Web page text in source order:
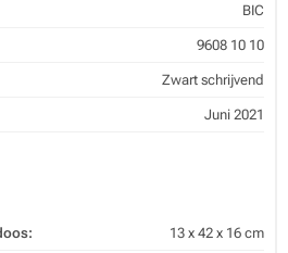
BIC
9608 10 10
Zwart schrijvend
Juni 2021
13 x 42 x 16 cm